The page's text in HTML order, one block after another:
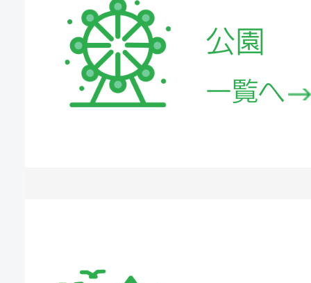
公園
一覧へ